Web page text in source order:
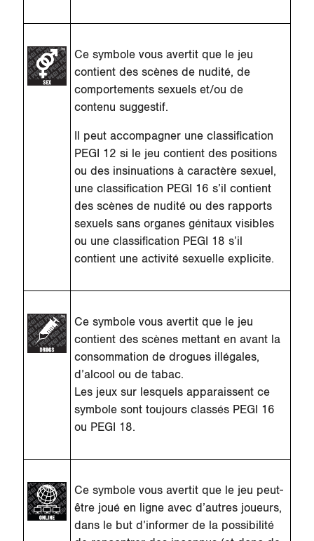
Ce symbole vous avertit que le jeu
contient des scènes de nudité, de
comportements sexuels et/ou de
contenu suggestif.
Il peut accompagner une classification
PEGI 12 si le jeu contient des positions
ou des insinuations à caractère sexuel,
une classification PEGI 16 s’il contient
des scènes de nudité ou des rapports
sexuels sans organes génitaux visibles
ou une classification PEGI 18 s’il
contient une activité sexuelle explicite.
Ce symbole vous avertit que le jeu
contient des scènes mettant en avant la
consommation de drogues illégales,
d’alcool ou de tabac.
Les jeux sur lesquels apparaissent ce
symbole sont toujours classés PEGI 16
ou PEGI 18.
Ce symbole vous avertit que le jeu peut-
être joué en ligne avec d’autres joueurs,
dans le but d’informer de la possibilité